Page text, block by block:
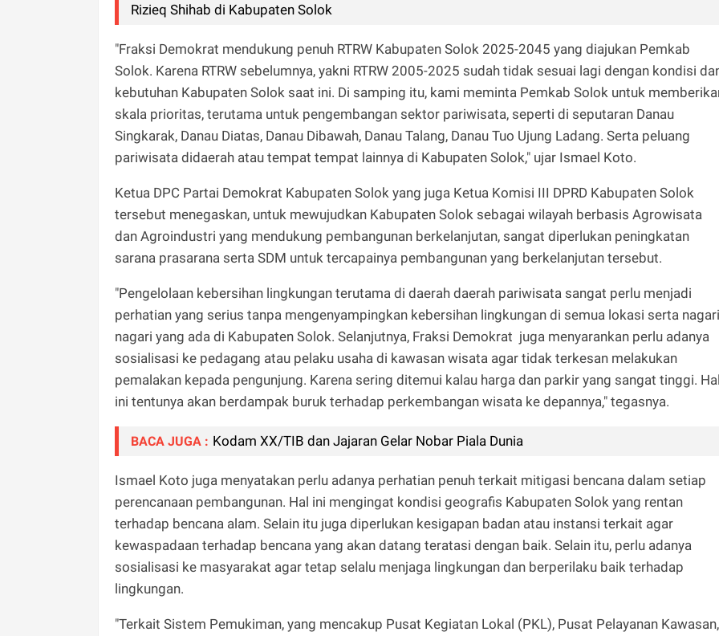
Rizieq Shihab di Kabupaten Solok
"Fraksi Demokrat mendukung penuh RTRW Kabupaten Solok 2025-2045 yang diajukan Pemkab
Solok. Karena RTRW sebelumnya, yakni RTRW 2005-2025 sudah tidak sesuai lagi dengan kondisi
kebutuhan Kabupaten Solok saat ini. Di samping itu, kami meminta Pemkab Solok untuk
skala prioritas, terutama untuk pengembangan sektor pariwisata, seperti di seputaran Danau
Singkarak, Danau Diatas, Danau Dibawah, Danau Talang, Danau Tuo Ujung Ladang. Serta peluang
pariwisata didaerah atau tempat tempat lainnya di Kabupaten Solok," ujar Ismael Koto.
Ketua DPC Partai Demokrat Kabupaten Solok yang juga Ketua Komisi III DPRD Kabupaten Solok
tersebut menegaskan, untuk mewujudkan Kabupaten Solok sebagai wilayah berbasis Agrowisata
dan Agroindustri yang mendukung pembangunan berkelanjutan, sangat diperlukan peningkatan
sarana prasarana serta SDM untuk tercapainya pembangunan yang berkelanjutan tersebut.
"Pengelolaan kebersihan lingkungan terutama di daerah daerah pariwisata sangat perlu menjadi
perhatian yang serius tanpa mengenyampingkan kebersihan lingkungan di semua lokasi serta
nagari yang ada di Kabupaten Solok. Selanjutnya, Fraksi Demokrat juga menyarankan perlu adanya
sosialisasi ke pedagang atau pelaku usaha di kawasan wisata agar tidak terkesan melakukan
pemalakan kepada pengunjung. Karena sering ditemui kalau harga dan parkir yang sangat tinggi.
ini tentunya akan berdampak buruk terhadap perkembangan wisata ke depannya," tegasnya.
BACA JUGA : Kodam XX/TIB dan Jajaran Gelar Nobar Piala Dunia
Ismael Koto juga menyatakan perlu adanya perhatian penuh terkait mitigasi bencana dalam setiap
perencanaan pembangunan. Hal ini mengingat kondisi geografis Kabupaten Solok yang rentan
terhadap bencana alam. Selain itu juga diperlukan kesigapan badan atau instansi terkait agar
kewaspadaan terhadap bencana yang akan datang teratasi dengan baik. Selain itu, perlu adanya
sosialisasi ke masyarakat agar tetap selalu menjaga lingkungan dan berperilaku baik terhadap
lingkungan.
"Terkait Sistem Pemukiman, yang mencakup Pusat Kegiatan Lokal (PKL), Pusat Pelayanan Kawasan,